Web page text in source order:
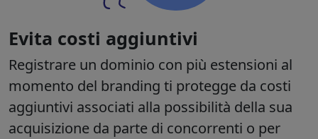
Evita costi aggiuntivi
Registrare un dominio con più estensioni al
momento del branding ti protegge da costi
aggiuntivi associati alla possibilità della sua
acquisizione da parte di concorrenti o per